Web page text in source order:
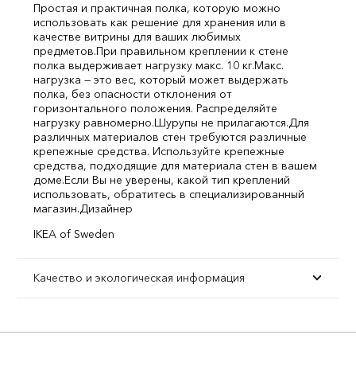
Простая и практичная полка, которую можно
использовать как решение для хранения или в
качестве витрины для ваших любимых
предметов.При правильном креплении к стене
полка выдерживает нагрузку макс. 10 кг.Макс.
нагрузка — это вес, который может выдержать
полка, без опасности отклонения от
горизонтального положения. Распределяйте
нагрузку равномерно.Шурупы не прилагаются.Для
различных материалов стен требуются различные
крепежные средства. Используйте крепежные
средства, подходящие для материала стен в вашем
доме.Если Вы не уверены, какой тип креплений
использовать, обратитесь в специализированный
магазин.Дизайнер
IKEA of Sweden
Качество и экологическая информация